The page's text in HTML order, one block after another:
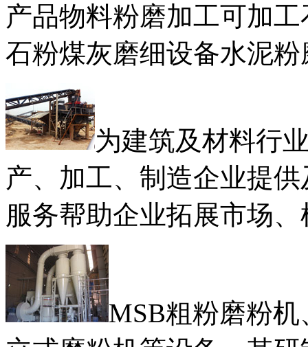
产品物料粉磨加工可加
石粉煤灰磨细设备水泥
为建筑及材料行
产、加工、制造企业提
服务帮助企业拓展市场
MSB粗粉磨粉